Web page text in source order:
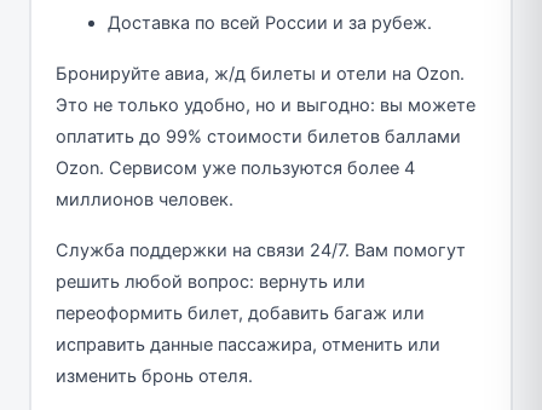
Доставка по всей России и за рубеж.
Бронируйте авиа, ж/д билеты и отели на Ozon.
Это не только удобно, но и выгодно: вы можете
оплатить до 99% стоимости билетов баллами
Ozon. Сервисом уже пользуются более 4
миллионов человек.
Служба поддержки на связи 24/7. Вам помогут
решить любой вопрос: вернуть или
переоформить билет, добавить багаж или
исправить данные пассажира, отменить или
изменить бронь отеля.